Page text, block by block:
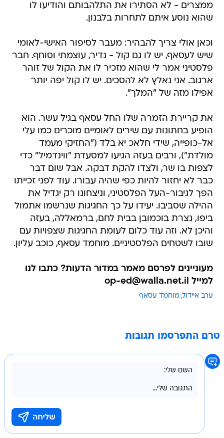
ממצרים - לא הסתירו את התלהבותם והודיעו לו
שהוא נוסע איתם לתחרות בלבנון.
וכאן אולי צריך להבהיר: מעבר לסיפור האישי-לאומי
שיש לעסאף, יש לו גם קול - נדיר, עוצמתי וסוחף. חבר
פלסטיני אמר לי שהוא מזכיר לו את הקול של זוהר
ארגוב. אני נאלץ לא להסכים. יש לו קול יפה יותר
אפילו מזה של "המלך".
את קריירת הזמרה שלו החל עסאף בגיל עשר. הוא
הופיע בחתונות עם שירים לאומיים מוכרים כמו עלי
אל-כופייה, שידי חלאכ יא בלד ("החזיקי מעמד
מולדת"), ורבים בעזה הגיעו למסעדת "ווינדמיל" כדי
לצפות בו שר, ולצדו להקת דבקה. אבל שום דבר
כבר לא יחזור להיות כפי שהיה עבורו. עוד לפני זכייתו
הפך לגיבור-העל הפלסטיני, וניצחונו רק יגדיל את
ההילה שסביבו. יעידו על כך החגיגות שנרשמו אתמול
ביפו, נצרת בוכמובן בבית לחם, ברמאללה, בעזה
והיכן לא. וזה עוד כלום לעומת החגיגות שצפויות עם
שובו לשטחים הפלסטיניים. מוחמד עסאף, כוכב עליון.
מעוניינים לפרסם מאמר במדור הדעות? כתבו לנו
למייל op-ed@walla.net.il
ערב איידול מוחמד עסאף
טרם התפרסמו תגובות